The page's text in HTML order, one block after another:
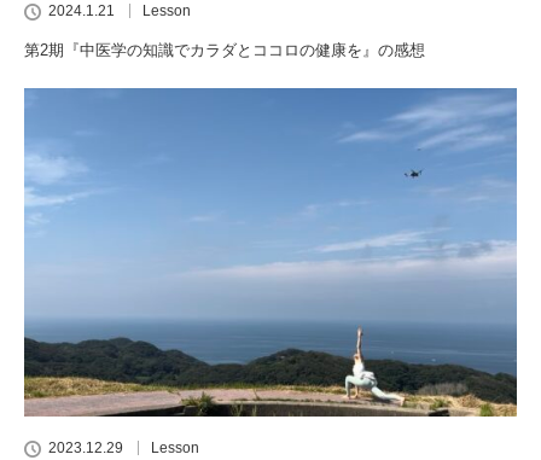
2024.1.21 Lesson
第2期『中医学の知識でカラダとココロの健康を』の感想
2023.12.29 Lesson